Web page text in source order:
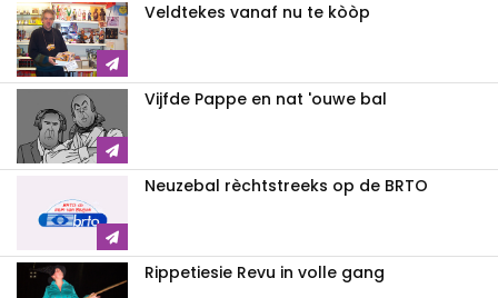
Veldtekes vanaf nu te kòòp
Vijfde Pappe en nat 'ouwe bal
Neuzebal rèchtstreeks op de BRTO
Rippetiesie Revu in volle gang